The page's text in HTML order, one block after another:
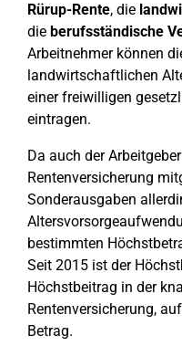
Rürup-Rente, die
die berufsständische
Arbeitnehmer können
landwirtschaftlichen
einer freiwilligen
eintragen.
Da auch der
Rentenversicherung
Sonderausgaben
bestimmten
Seit 2015 ist der
Höchstbeitrag in der
Rentenversicherung,
Betrag.